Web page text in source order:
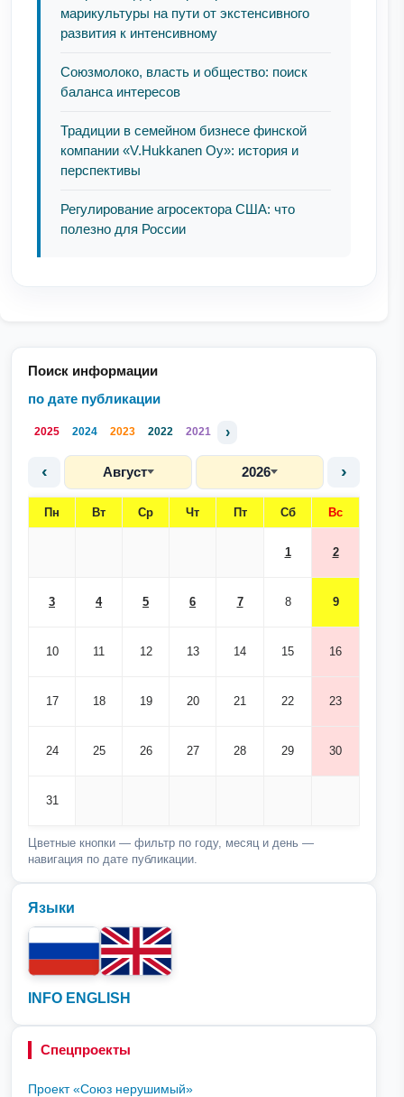
Поиск информации
по дате публикации
2025 2024 2023 2022 2021 ›
‹ Август 2026 ›
Пн Вт Ср Чт Пт Сб Вс
1 2
3 4 5 6 7 8 9
10 11 12 13 14 15 16
17 18 19 20 21 22 23
24 25 26 27 28 29 30
31
Цветные кнопки — фильтр по году, месяц и день —
навигация по дате публикации.
Языки
INFO ENGLISH
Спецпроекты
Проект «Союз нерушимый»
марикультуры на пути от экстенсивного
развития к интенсивному
Союзмолоко, власть и общество: поиск
баланса интересов
Традиции в семейном бизнесе финской
компании «V.Hukkanen Oy»: история и
перспективы
Регулирование агросектора США: что
полезно для России